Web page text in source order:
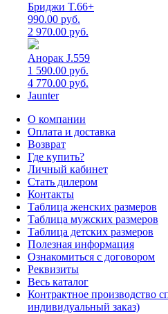
Бриджи T.66+
990.00 руб.
2 970.00 руб.
Анорак J.559
1 590.00 руб.
4 770.00 руб.
Jaunter
О компании
Оплата и доставка
Возврат
Где купить?
Личный кабинет
Стать дилером
Контакты
Таблица женских размеров
Таблица мужских размеров
Таблица детских размеров
Полезная информация
Ознакомиться с договором
Реквизиты
Весь каталог
Контрактное производство
индивидуальный заказ)